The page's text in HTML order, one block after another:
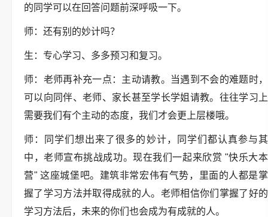
的同学可以在回答问题前深呼吸一下。
师：还有别的妙计吗？
生：专心学习、多多预习和复习。
师：老师再补充一点：主动请教。当遇到不会的难题时，
可以向同伴、老师、家长甚至学长学姐请教。往往学习上
需要我们有个主动的态度，我们才会更上层楼哦。
师：同学们想出来了很多的妙计，同学们都认真参与其
中，老师宣布挑战成功。现在我们一起来欣赏 "快乐大本
营" 这座城堡吧。建筑非常宏伟有气势，里面的人都是掌
握了学习方法并取得成就的人。老师相信你们掌握了好的
学习方法后，未来的你们也会成为有成就的人。